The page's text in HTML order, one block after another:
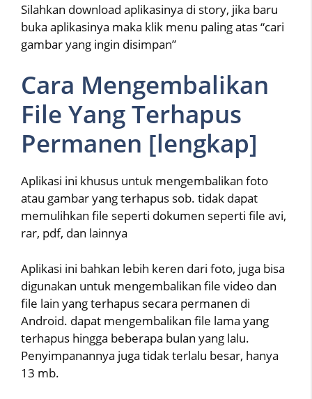
Silahkan download aplikasinya di story, jika baru
buka aplikasinya maka klik menu paling atas “cari
gambar yang ingin disimpan”
Cara Mengembalikan
File Yang Terhapus
Permanen [lengkap]
Aplikasi ini khusus untuk mengembalikan foto
atau gambar yang terhapus sob. tidak dapat
memulihkan file seperti dokumen seperti file avi,
rar, pdf, dan lainnya
Aplikasi ini bahkan lebih keren dari foto, juga bisa
digunakan untuk mengembalikan file video dan
file lain yang terhapus secara permanen di
Android. dapat mengembalikan file lama yang
terhapus hingga beberapa bulan yang lalu.
Penyimpanannya juga tidak terlalu besar, hanya
13 mb.